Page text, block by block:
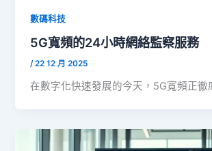
數碼科技
5G寬頻的24小時網絡監察服務
/22 12 月 2025
在數字化快速發展的今天，5G寬頻正徹